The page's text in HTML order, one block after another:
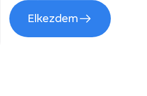
Elkezdem